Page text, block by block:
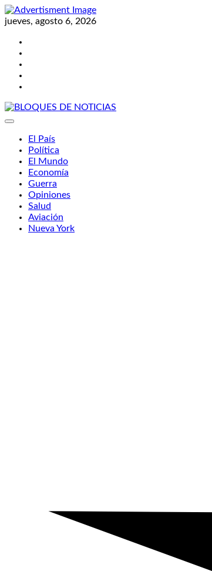
Skip
to
jueves, agosto 6, 2026
El País
Política
El Mundo
Economía
Guerra
Opiniones
Salud
Aviación
Nueva York